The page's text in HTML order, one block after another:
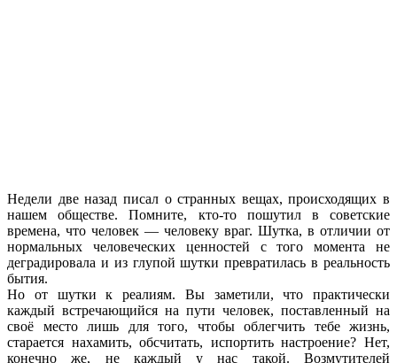
Недели две назад писал о странных вещах, происходящих в
нашем обществе. Помните, кто-то пошутил в советские
времена, что человек — человеку враг. Шутка, в отличии от
нормальных человеческих ценностей с того момента не
деградировала и из глупой шутки превратилась в реальность
бытия.
Но от шутки к реалиям. Вы заметили, что практически
каждый встречающийся на пути человек, поставленный на
своё место лишь для того, чтобы облегчить тебе жизнь,
старается нахамить, обсчитать, испортить настроение? Нет,
конечно же, не каждый у нас такой. Возмутителей